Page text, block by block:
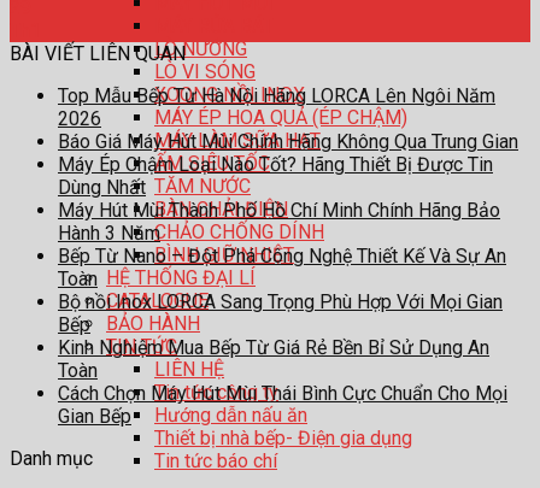
LÒ NƯỚNG
LÒ VI SÓNG
XOONG NỒI INOX
MÁY ÉP HOA QUẢ (ÉP CHẬM)
MÁY LÀM SỮA HẠT
ẤM SIÊU TỐC
TĂM NƯỚC
BÀN CHẢI ĐIỆN
CHẢO CHỐNG DÍNH
BÌNH GIỮ NHIỆT
HỆ THỐNG ĐẠI LÍ
CATALOGUE
BẢO HÀNH
TIN TỨC
LIÊN HỆ
Tin tức công ty
Hướng dẫn nấu ăn
Thiết bị nhà bếp- Điện gia dụng
Tin tức báo chí
BÀI VIẾT LIÊN QUAN
Top Mẫu Bếp Từ Hà Nội Hãng LORCA Lên Ngôi Năm
2026
Báo Giá Máy Hút Mùi Chính Hãng Không Qua Trung Gian
Máy Ép Chậm Loại Nào Tốt? Hãng Thiết Bị Được Tin
Dùng Nhất
Máy Hút Mùi Thành Phố Hồ Chí Minh Chính Hãng Bảo
Hành 3 Năm
Bếp Từ Nano – Đột Phá Công Nghệ Thiết Kế Và Sự An
Toàn
Bộ nồi Inox LORCA Sang Trọng Phù Hợp Với Mọi Gian
Bếp
Kinh Nghiệm Mua Bếp Từ Giá Rẻ Bền Bỉ Sử Dụng An
Toàn
Cách Chọn Máy Hút Mùi Thái Bình Cực Chuẩn Cho Mọi
Gian Bếp
Danh mục